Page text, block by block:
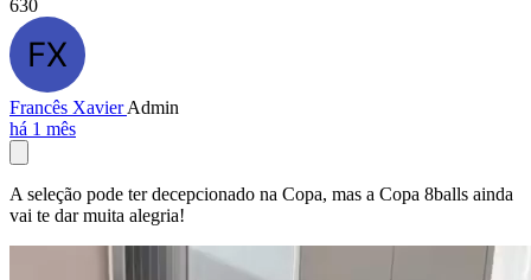
630
Francês XavierAdmin
há 1 mês
A seleção pode ter decepcionado na Copa, mas a Copa 8balls ainda
vai te dar muita alegria!